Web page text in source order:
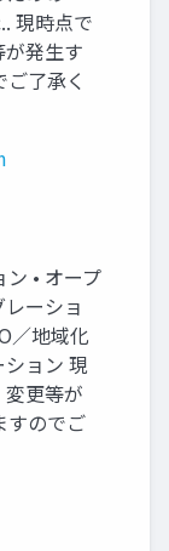
現時点で
発生す
了承く
• オープ
ーショ
／地域化
ョン 現
更等が
すのでご